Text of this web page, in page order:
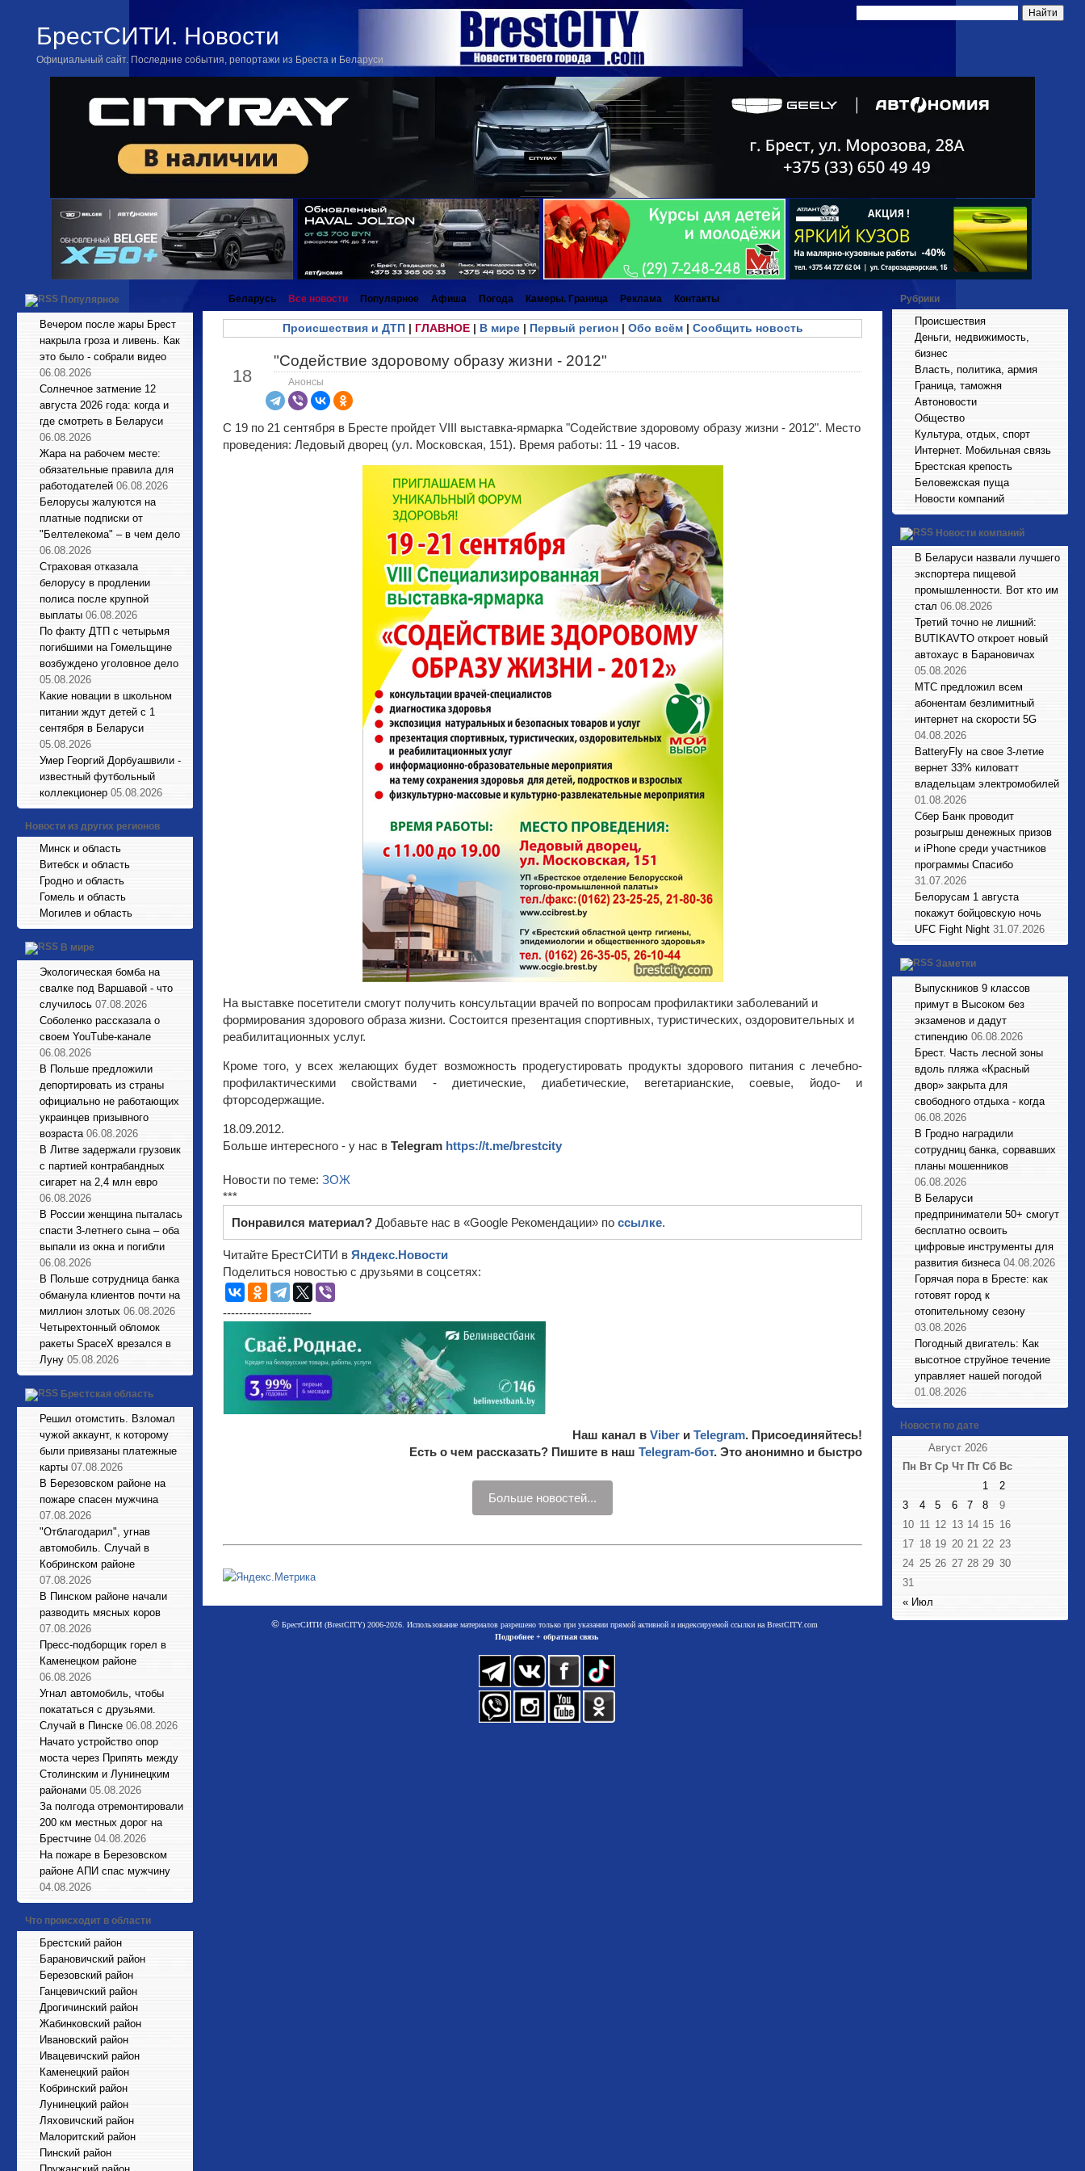
БрестСИТИ. Новости
Официальный сайт. Последние события, репортажи из Бреста и Беларуси
Популярное
Вечером после жары Брест
накрыла гроза и ливень. Как
это было - собрали видео
06.08.2026
Солнечное затмение 12
августа 2026 года: когда и
где смотреть в Беларуси
06.08.2026
Жара на рабочем месте:
обязательные правила для
работодателей 06.08.2026
Белорусы жалуются на
платные подписки от
"Белтелекома" – в чем дело
06.08.2026
Страховая отказала
белорусу в продлении
полиса после крупной
выплаты 06.08.2026
По факту ДТП с четырьмя
погибшими на Гомельщине
возбуждено уголовное дело
05.08.2026
Какие новации в школьном
питании ждут детей с 1
сентября в Беларуси
05.08.2026
Умер Георгий Дорбуашвили -
известный футбольный
коллекционер 05.08.2026
Новости из других регионов
Минск и область
Витебск и область
Гродно и область
Гомель и область
Могилев и область
В мире
Экологическая бомба на
свалке под Варшавой - что
случилось 07.08.2026
Соболенко рассказала о
своем YouTube-канале
06.08.2026
В Польше предложили
депортировать из страны
официально не работающих
украинцев призывного
возраста 06.08.2026
В Литве задержали грузовик
с партией контрабандных
сигарет на 2,4 млн евро
06.08.2026
В России женщина пыталась
спасти 3-летнего сына – оба
выпали из окна и погибли
06.08.2026
В Польше сотрудница банка
обманула клиентов почти на
миллион злотых 06.08.2026
Четырехтонный обломок
ракеты SpaceX врезался в
Луну 05.08.2026
Брестская область
Решил отомстить. Взломал
чужой аккаунт, к которому
были привязаны платежные
карты 07.08.2026
В Березовском районе на
пожаре спасен мужчина
07.08.2026
"Отблагодарил", угнав
автомобиль. Случай в
Кобринском районе
07.08.2026
В Пинском районе начали
разводить мясных коров
07.08.2026
Пресс-подборщик горел в
Каменецком районе
06.08.2026
Угнал автомобиль, чтобы
покататься с друзьями.
Случай в Пинске 06.08.2026
Начато устройство опор
моста через Припять между
Столинским и Лунинецким
районами 05.08.2026
За полгода отремонтировали
200 км местных дорог на
Брестчине 04.08.2026
На пожаре в Березовском
районе АПИ спас мужчину
04.08.2026
Что происходит в области
Брестский район
Барановичский район
Березовский район
Ганцевичский район
Дрогичинский район
Жабинковский район
Ивановский район
Ивацевичский район
Каменецкий район
Кобринский район
Лунинецкий район
Ляховичский район
Малоритский район
Пинский район
Беларусь Все новости Популярное Афиша Погода Камеры. Граница Реклама Контакты
Происшествия и ДТП| ГЛАВНОЕ| В мире| Первый регион| Обо всём| Сообщить новость
18
"Содействие здоровому образу жизни - 2012"
Анонсы
С 19 по 21 сентября в Бресте пройдет VIII выставка-ярмарка "Содействие здоровому образу жизни - 2012". Место
проведения: Ледовый дворец (ул. Московская, 151). Время работы: 11 - 19 часов.
На выставке посетители смогут получить консультации врачей по вопросам профилактики заболеваний и
формирования здорового образа жизни. Состоится презентация спортивных, туристических, оздоровительных и
реабилитационных услуг.
Кроме того, у всех желающих будет возможность продегустировать продукты здорового питания с лечебно-
профилактическими свойствами - диетические, диабетические, вегетарианские, соевые, йодо- и
фторсодержащие.
18.09.2012.
Больше интересного - у нас в Telegram https://t.me/brestcity
Новости по теме: ЗОЖ
***
Понравился материал? Добавьте нас в «Google Рекомендации» по ссылке.
Читайте БрестСИТИ в Яндекс.Новости
Поделиться новостью с друзьями в соцсетях:
----------------------
Наш канал в Viber и Telegram. Присоединяйтесь!
Есть о чем рассказать? Пишите в наш Telegram-бот. Это анонимно и быстро
Больше новостей...
©БрестСИТИ (BrestCITY) 2006-2026. Использование материалов разрешено только при указании прямой активной и индексируемой ссылки на BrestCITY.com
Подробнее + обратная связь
Рубрики
Происшествия
Деньги, недвижимость,
бизнес
Власть, политика, армия
Граница, таможня
Автоновости
Общество
Культура, отдых, спорт
Интернет. Мобильная связь
Брестская крепость
Беловежская пуща
Новости компаний
Новости компаний
В Беларуси назвали лучшего
экспортера пищевой
промышленности. Вот кто им
стал 06.08.2026
Третий точно не лишний:
BUTIKAVTO откроет новый
автохаус в Барановичах
05.08.2026
МТС предложил всем
абонентам безлимитный
интернет на скорости 5G
04.08.2026
BatteryFly на свое 3-летие
вернет 33% киловатт
владельцам электромобилей
01.08.2026
Сбер Банк проводит
розыгрыш денежных призов
и iPhone среди участников
программы Спасибо
31.07.2026
Белорусам 1 августа
покажут бойцовскую ночь
UFC Fight Night 31.07.2026
Заметки
Выпускников 9 классов
примут в Высоком без
экзаменов и дадут
стипендию 06.08.2026
Брест. Часть лесной зоны
вдоль пляжа «Красный
двор» закрыта для
свободного отдыха - когда
06.08.2026
В Гродно наградили
сотрудниц банка, сорвавших
планы мошенников
06.08.2026
В Беларуси
предприниматели 50+ смогут
бесплатно освоить
цифровые инструменты для
развития бизнеса 04.08.2026
Горячая пора в Бресте: как
готовят город к
отопительному сезону
03.08.2026
Погодный двигатель: Как
высотное струйное течение
управляет нашей погодой
01.08.2026
Новости по дате
Август 2026
Пн Вт Ср Чт Пт Сб Вс
« Июл
1
2
3
4 5 6 7 8
9
10 11 12 13 14 15 16
17 18 19 20 21 22 23
24 25 26 27 28 29 30
31